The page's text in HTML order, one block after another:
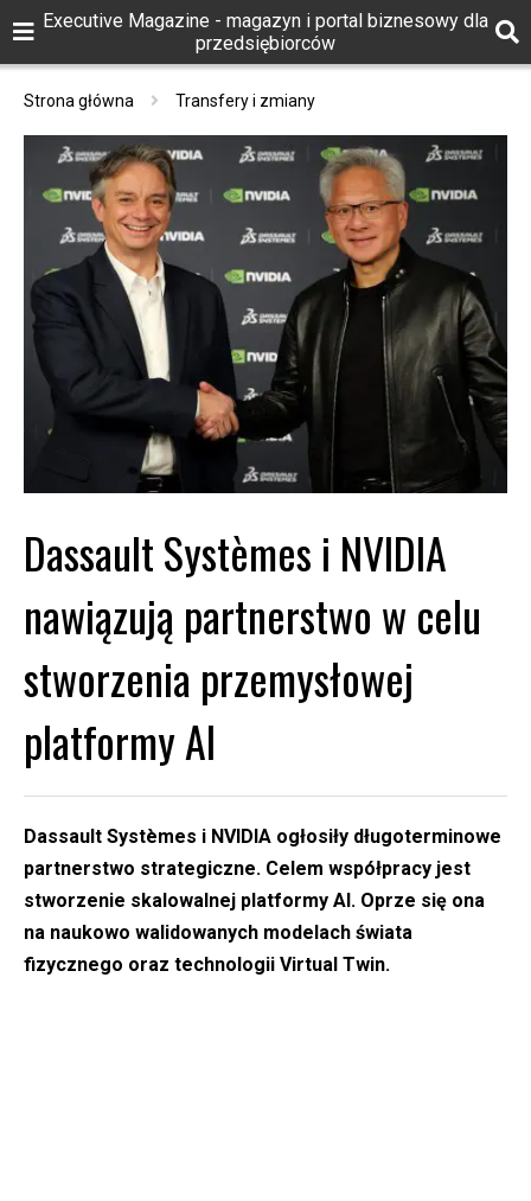
Executive Magazine - magazyn i portal biznesowy dla
przedsiębiorców
Strona główna Transfery i zmiany
Dassault Systèmes i NVIDIA
nawiązują partnerstwo w celu
stworzenia przemysłowej
platformy AI
Dassault Systèmes i NVIDIA ogłosiły długoterminowe
partnerstwo strategiczne. Celem współpracy jest
stworzenie skalowalnej platformy AI. Oprze się ona
na naukowo walidowanych modelach świata
fizycznego oraz technologii Virtual Twin.